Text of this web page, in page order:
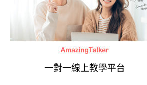
一對一線上教學平台